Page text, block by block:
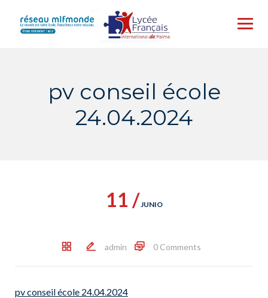
content
pv conseil école
24.04.2024
11 /JUNIO
admin 0 Comments
pv conseil école 24.04.2024